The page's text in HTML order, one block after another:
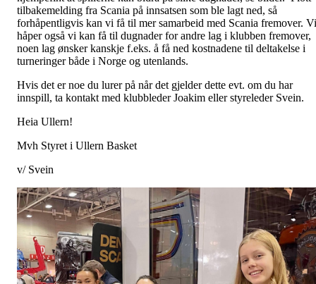
tilbakemelding fra Scania på innsatsen som ble lagt ned, så
forhåpentligvis kan vi få til mer samarbeid med Scania fremover. Vi
håper også vi kan få til dugnader for andre lag i klubben fremover,
noen lag ønsker kanskje f.eks. å få ned kostnadene til deltakelse i
turneringer både i Norge og utenlands.
Hvis det er noe du lurer på når det gjelder dette evt. om du har
innspill, ta kontakt med klubbleder Joakim eller styreleder Svein.
Heia Ullern!
Mvh Styret i Ullern Basket
v/ Svein